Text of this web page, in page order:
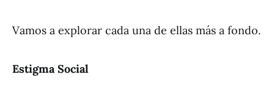
Vamos a explorar cada una de ellas más a fondo.
Estigma Social